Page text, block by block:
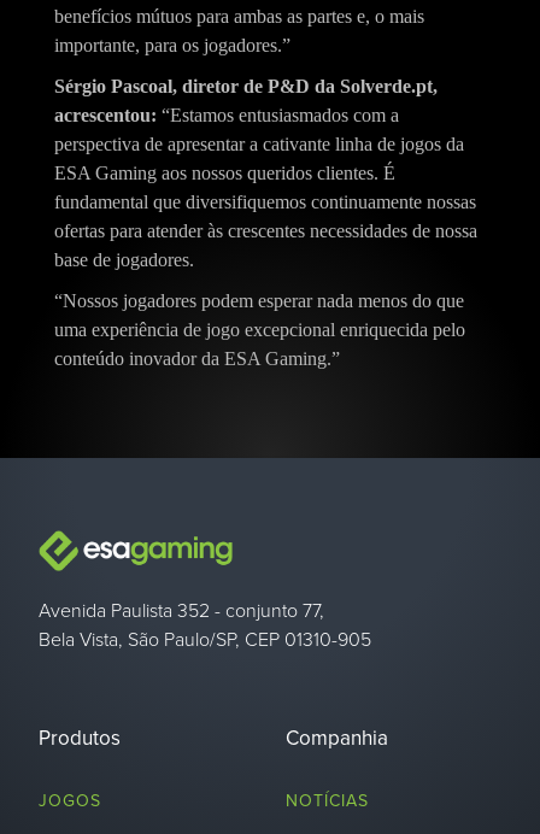
benefícios mútuos para ambas as partes e, o mais
importante, para os jogadores.”
Sérgio Pascoal, diretor de P&D da Solverde.pt,
acrescentou: “Estamos entusiasmados com a
perspectiva de apresentar a cativante linha de jogos da
ESA Gaming aos nossos queridos clientes. É
fundamental que diversifiquemos continuamente nossas
ofertas para atender às crescentes necessidades de nossa
base de jogadores.
“Nossos jogadores podem esperar nada menos do que
uma experiência de jogo excepcional enriquecida pelo
conteúdo inovador da ESA Gaming.”
Avenida Paulista 352 - conjunto 77,
Bela Vista, São Paulo/SP, CEP 01310-905
Produtos
JOGOS
Companhia
NOTÍCIAS